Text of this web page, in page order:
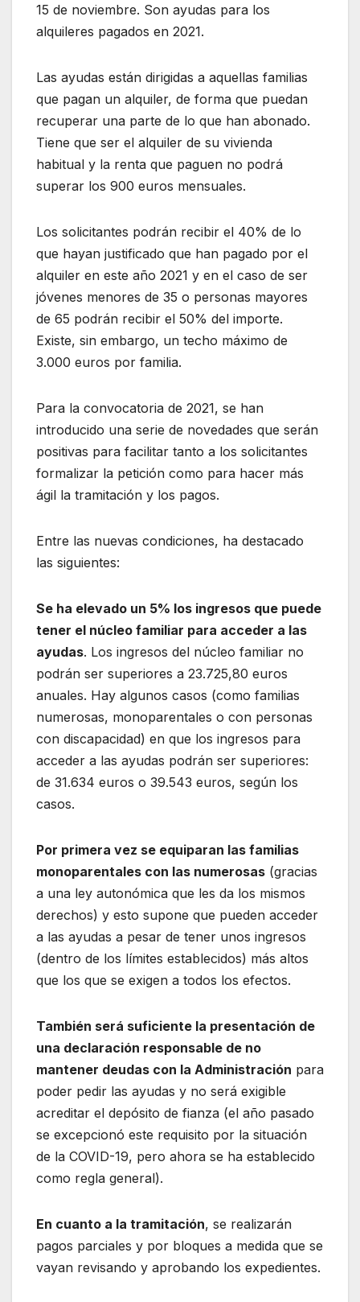
15 de noviembre. Son ayudas para los
alquileres pagados en 2021.
Las ayudas están dirigidas a aquellas familias
que pagan un alquiler, de forma que puedan
recuperar una parte de lo que han abonado.
Tiene que ser el alquiler de su vivienda
habitual y la renta que paguen no podrá
superar los 900 euros mensuales.
Los solicitantes podrán recibir el 40% de lo
que hayan justificado que han pagado por el
alquiler en este año 2021 y en el caso de ser
jóvenes menores de 35 o personas mayores
de 65 podrán recibir el 50% del importe.
Existe, sin embargo, un techo máximo de
3.000 euros por familia.
Para la convocatoria de 2021, se han
introducido una serie de novedades que serán
positivas para facilitar tanto a los solicitantes
formalizar la petición como para hacer más
ágil la tramitación y los pagos.
Entre las nuevas condiciones, ha destacado
las siguientes:
Se ha elevado un 5% los ingresos que puede
tener el núcleo familiar para acceder a las
ayudas. Los ingresos del núcleo familiar no
podrán ser superiores a 23.725,80 euros
anuales. Hay algunos casos (como familias
numerosas, monoparentales o con personas
con discapacidad) en que los ingresos para
acceder a las ayudas podrán ser superiores:
de 31.634 euros o 39.543 euros, según los
casos.
Por primera vez se equiparan las familias
monoparentales con las numerosas (gracias
a una ley autonómica que les da los mismos
derechos) y esto supone que pueden acceder
a las ayudas a pesar de tener unos ingresos
(dentro de los límites establecidos) más altos
que los que se exigen a todos los efectos.
También será suficiente la presentación de
una declaración responsable de no
mantener deudas con la Administración para
poder pedir las ayudas y no será exigible
acreditar el depósito de fianza (el año pasado
se excepcionó este requisito por la situación
de la COVID-19, pero ahora se ha establecido
como regla general).
En cuanto a la tramitación, se realizarán
pagos parciales y por bloques a medida que se
vayan revisando y aprobando los expedientes.